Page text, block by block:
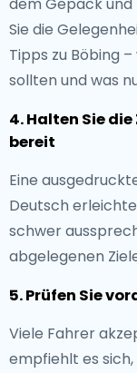
Sie die
Tipps zu Böbing
sollten und was
4. Halten Sie
bereit
Eine
Deutsch
schwer
abgelegenen
5. Prüfen Sie
Viele Fahrer
empfiehlt es